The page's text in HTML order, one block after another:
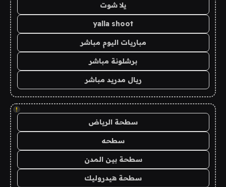
يلا شوت
yalla shoot
مباريات اليوم مباشر
برشلونة مباشر
ريال مدريد مباشر
!
سطحة الرياض
سطحه
سطحة بين المدن
سطحة هيدروليك